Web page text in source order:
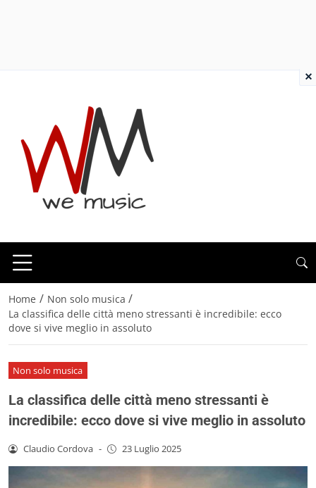
Home / Non solo musica /
La classifica delle città meno stressanti è incredibile: ecco
dove si vive meglio in assoluto
Non solo musica
La classifica delle città meno stressanti è
incredibile: ecco dove si vive meglio in assoluto
Claudio Cordova - 23 Luglio 2025
×